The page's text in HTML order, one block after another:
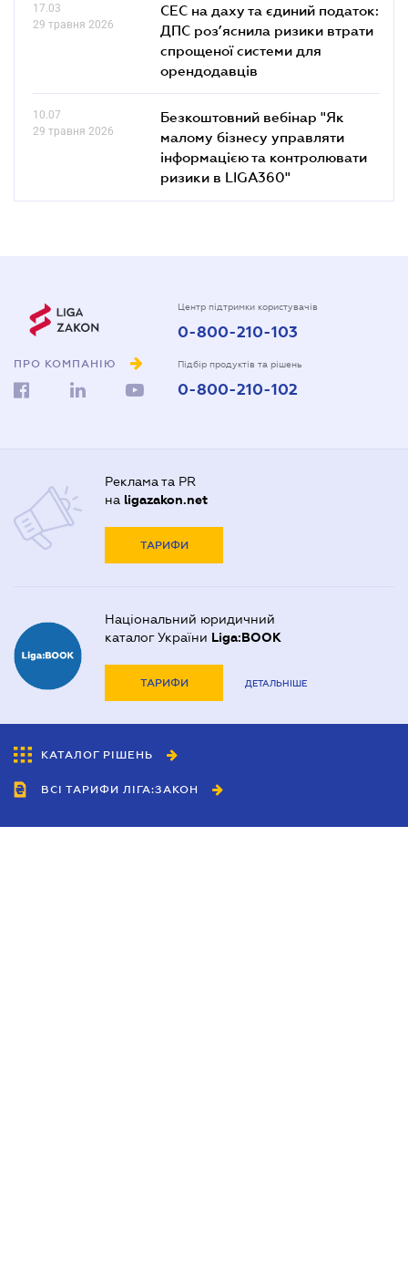
17.03
29 травня 2026
СЕС на даху та єдиний податок:
ДПС роз’яснила ризики втрати
спрощеної системи для
орендодавців
10.07
29 травня 2026
Безкоштовний вебінар "Як
малому бізнесу управляти
інформацією та контролювати
ризики в LIGA360"
ПРО КОМПАНІЮ
Центр підтримки користувачів
0-800-210-103
Підбір продуктів та рішень
0-800-210-102
Реклама та PR
на ligazakon.net
ТАРИФИ
Національний юридичний
каталог України Liga:BOOK
ТАРИФИ ДЕТАЛЬНІШЕ
КАТАЛОГ РІШЕНЬ
ВСІ ТАРИФИ ЛІГА:ЗАКОН